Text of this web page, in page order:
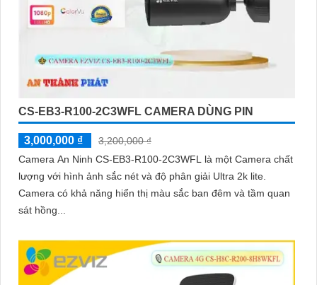
CS-EB3-R100-2C3WFL CAMERA DÙNG PIN
3,000,000 ₫
3,200,000 ₫
Camera An Ninh CS-EB3-R100-2C3WFL là một Camera chất
lượng với hình ảnh sắc nét và độ phân giải Ultra 2k lite.
Camera có khả năng hiển thị màu sắc ban đêm và tầm quan
sát hồng...